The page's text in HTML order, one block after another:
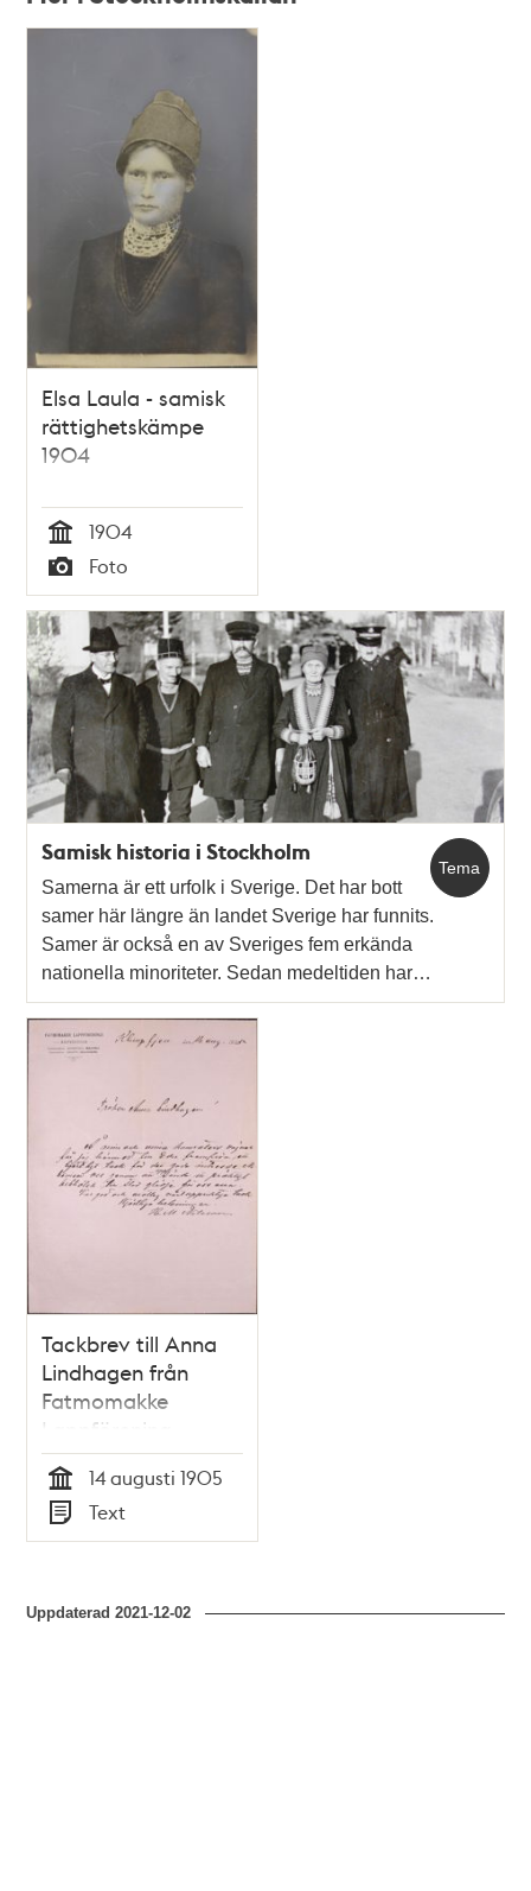
Elsa Laula - samisk
rättighetskämpe
1904
Tid
1904
Typ
Foto
Tema
Samisk historia i Stockholm
Samerna är ett urfolk i Sverige. Det har bott
samer här längre än landet Sverige har funnits.
Samer är också en av Sveriges fem erkända
nationella minoriteter. Sedan medeltiden har…
Tackbrev till Anna
Lindhagen från
Fatmomakke
Lappförening
Tid
14 augusti 1905
Typ
Text
Uppdaterad2021-12-02